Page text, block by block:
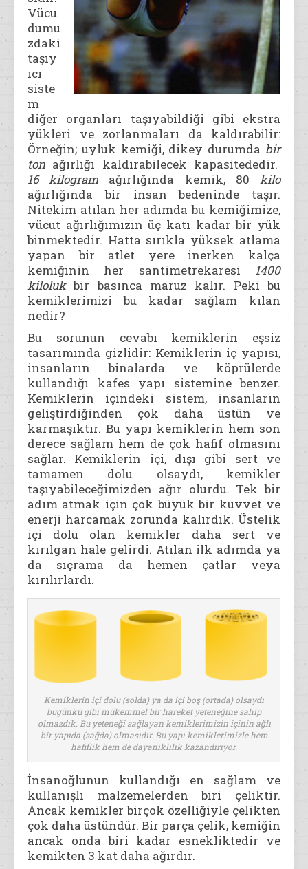
Vücu
dumu
zdaki
taşıy
ıcı
siste
m
diğer organları taşıyabildiği gibi ekstra
yükleri ve zorlanmaları da kaldırabilir:
Örneğin; uyluk kemiği, dikey durumda bir
ton ağırlığı kaldırabilecek kapasitededir.
16 kilogram ağırlığında kemik, 80 kilo
ağırlığında bir insan bedeninde taşır.
Nitekim atılan her adımda bu kemiğimize,
vücut ağırlığımızın üç katı kadar bir yük
binmektedir. Hatta sırıkla yüksek atlama
yapan bir atlet yere inerken kalça
kemiğinin her santimetrekaresi 1400
kilolukbir basınca maruz kalır. Peki bu
kemiklerimizi bu kadar sağlam kılan
nedir?
Bu sorunun cevabı kemiklerin eşsiz
tasarımında gizlidir: Kemiklerin iç yapısı,
insanların binalarda ve köprülerde
kullandığı kafes yapı sistemine benzer.
Kemiklerin içindeki sistem, insanların
geliştirdiğinden çok daha üstün ve
karmaşıktır. Bu yapı kemiklerin hem son
derece sağlam hem de çok hafif olmasını
sağlar. Kemiklerin içi, dışı gibi sert ve
tamamen dolu olsaydı, kemikler
taşıyabileceğimizden ağır olurdu. Tek bir
adım atmak için çok büyük bir kuvvet ve
enerji harcamak zorunda kalırdık. Üstelik
içi dolu olan kemikler daha sert ve
kırılgan hale gelirdi. Atılan ilk adımda ya
da sıçrama da hemen çatlar veya
kırılırlardı.
Kemiklerin içi dolu (solda) ya da içi boş (ortada) olsaydı
bugünkü gibi mükemmel bir hareket yeteneğine sahip
olmazdık. Bu yeteneği sağlayan kemiklerimizin içinin ağlı
bir yapıda (sağda) olmasıdır. Bu yapı kemiklerimizle hem
hafiflik hem de dayanıklılık kazandırıyor.
İnsanoğlunun kullandığı en sağlam ve
kullanışlı malzemelerden biri çeliktir.
Ancak kemikler birçok özelliğiyle çelikten
çok daha üstündür. Bir parça çelik, kemiğin
ancak onda biri kadar esnekliktedir ve
kemikten 3 kat daha ağırdır.